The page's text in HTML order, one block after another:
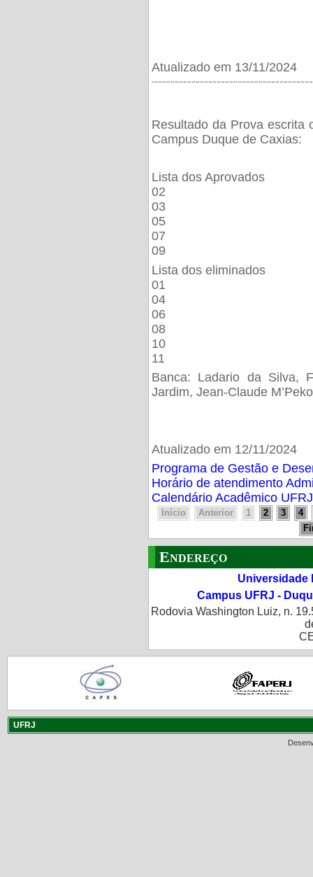
Atualizado em 13/11/2024
Resultado da Prova escrita
Campus Duque de Caxias:
Lista dos Aprovados
02
03
05
07
09
Lista dos eliminados
01
04
06
08
10
11
Banca: Ladario da Silva,
Jardim, Jean-Claude M’Peko
Atualizado em 12/11/2024
Programa de Gestão e
Horário de atendimento
Calendário Acadêmico
Início Anterior 1 2 3
4
Endereço
Universidade
Campus UFRJ -
Rodovia Washington Luiz, n.
UFRJ